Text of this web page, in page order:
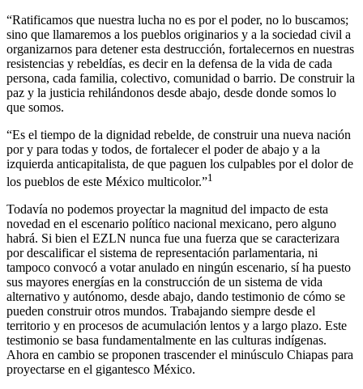
“Ratificamos que nuestra lucha no es por el poder, no lo buscamos;
sino que llamaremos a los pueblos originarios y a la sociedad civil a
organizarnos para detener esta destrucción, fortalecernos en nuestras
resistencias y rebeldías, es decir en la defensa de la vida de cada
persona, cada familia, colectivo, comunidad o barrio. De construir la
paz y la justicia rehilándonos desde abajo, desde donde somos lo
que somos.
“Es el tiempo de la dignidad rebelde, de construir una nueva nación
por y para todas y todos, de fortalecer el poder de abajo y a la
izquierda anticapitalista, de que paguen los culpables por el dolor de
los pueblos de este México multicolor.”1
Todavía no podemos proyectar la magnitud del impacto de esta
novedad en el escenario político nacional mexicano, pero alguno
habrá. Si bien el EZLN nunca fue una fuerza que se caracterizara
por descalificar el sistema de representación parlamentaria, ni
tampoco convocó a votar anulado en ningún escenario, sí ha puesto
sus mayores energías en la construcción de un sistema de vida
alternativo y autónomo, desde abajo, dando testimonio de cómo se
pueden construir otros mundos. Trabajando siempre desde el
territorio y en procesos de acumulación lentos y a largo plazo. Este
testimonio se basa fundamentalmente en las culturas indígenas.
Ahora en cambio se proponen trascender el minúsculo Chiapas para
proyectarse en el gigantesco México.